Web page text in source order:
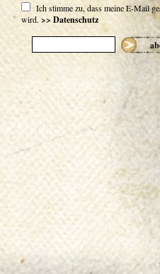
Ich stimme zu, dass meine E-Mail
wird. >> Datenschutz